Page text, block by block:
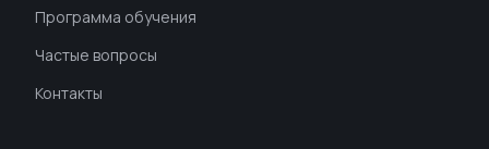
Программа обучения
Частые вопросы
Контакты